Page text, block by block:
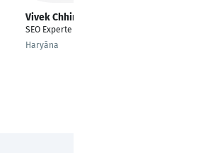
Vivek Chhimpa
SEO Experte
Haryāna